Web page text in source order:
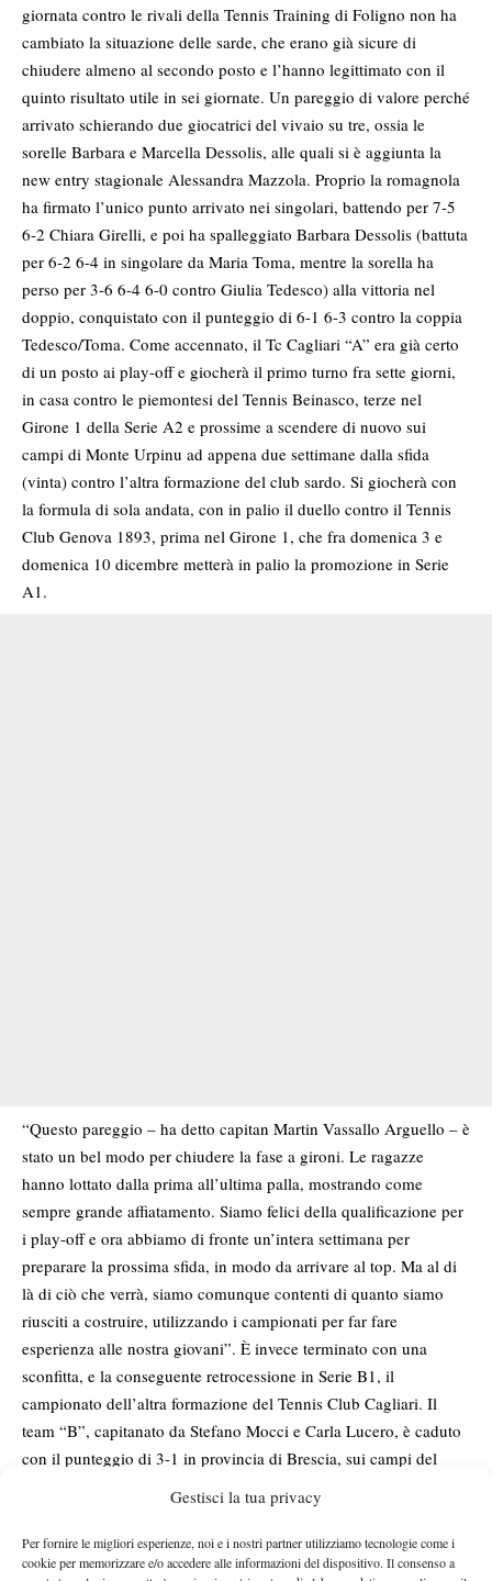
Gestisci la tua privacy
Per fornire le migliori esperienze, noi e i nostri partner utilizziamo tecnologie come i
cookie per memorizzare e/o accedere alle informazioni del dispositivo. Il consenso a
giornata contro le rivali della Tennis Training di Foligno non ha
cambiato la situazione delle sarde, che erano già sicure di
chiudere almeno al secondo posto e l’hanno legittimato con il
quinto risultato utile in sei giornate. Un pareggio di valore perché
arrivato schierando due giocatrici del vivaio su tre, ossia le
sorelle Barbara e Marcella Dessolis, alle quali si è aggiunta la
new entry stagionale Alessandra Mazzola. Proprio la romagnola
ha firmato l’unico punto arrivato nei singolari, battendo per 7-5
6-2 Chiara Girelli, e poi ha spalleggiato Barbara Dessolis (battuta
per 6-2 6-4 in singolare da Maria Toma, mentre la sorella ha
perso per 3-6 6-4 6-0 contro Giulia Tedesco) alla vittoria nel
doppio, conquistato con il punteggio di 6-1 6-3 contro la coppia
Tedesco/Toma. Come accennato, il Tc Cagliari “A” era già certo
di un posto ai play-off e giocherà il primo turno fra sette giorni,
in casa contro le piemontesi del Tennis Beinasco, terze nel
Girone 1 della Serie A2 e prossime a scendere di nuovo sui
campi di Monte Urpinu ad appena due settimane dalla sfida
(vinta) contro l’altra formazione del club sardo. Si giocherà con
la formula di sola andata, con in palio il duello contro il Tennis
Club Genova 1893, prima nel Girone 1, che fra domenica 3 e
domenica 10 dicembre metterà in palio la promozione in Serie
A1.
“Questo pareggio – ha detto capitan Martin Vassallo Arguello – è
stato un bel modo per chiudere la fase a gironi. Le ragazze
hanno lottato dalla prima all’ultima palla, mostrando come
sempre grande affiatamento. Siamo felici della qualificazione per
i play-off e ora abbiamo di fronte un’intera settimana per
preparare la prossima sfida, in modo da arrivare al top. Ma al di
là di ciò che verrà, siamo comunque contenti di quanto siamo
riusciti a costruire, utilizzando i campionati per far fare
esperienza alle nostra giovani”. È invece terminato con una
sconfitta, e la conseguente retrocessione in Serie B1, il
campionato dell’altra formazione del Tennis Club Cagliari. Il
team “B”, capitanato da Stefano Mocci e Carla Lucero, è caduto
con il punteggio di 3-1 in provincia di Brescia, sui campi del
alle padrone di casa. L’unico punto cagliaritano l’ha firmato nel
terzo singolare Francesca Mostallino (6-3 6-2 a Sued El
Badaoui), ma la sconfitta di Christofi/Zucca nel successivo